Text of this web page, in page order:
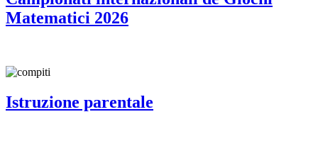
Matematici 2026
Istruzione parentale